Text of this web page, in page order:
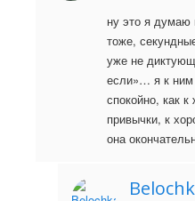
ну это я думаю
тоже,
уже не
если»… я к ним
спокойно, как
привычки, к
она